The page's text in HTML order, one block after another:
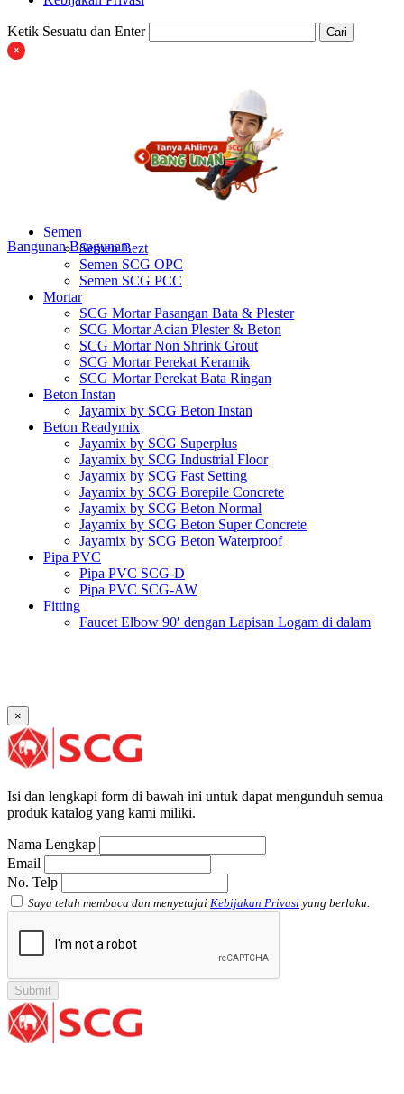
Ketik Sesuatu dan Enter Cari
Bangunan Bangunan
Semen
Semen Bezt
Semen SCG OPC
Semen SCG PCC
Mortar
SCG Mortar Pasangan Bata & Plester
SCG Mortar Acian Plester & Beton
SCG Mortar Non Shrink Grout
SCG Mortar Perekat Keramik
SCG Mortar Perekat Bata Ringan
Beton Instan
Jayamix by SCG Beton Instan
Beton Readymix
Jayamix by SCG Superplus
Jayamix by SCG Industrial Floor
Jayamix by SCG Fast Setting
Jayamix by SCG Borepile Concrete
Jayamix by SCG Beton Normal
Jayamix by SCG Beton Super Concrete
Jayamix by SCG Beton Waterproof
Pipa PVC
Pipa PVC SCG-D
Pipa PVC SCG-AW
Fitting
Faucet Elbow 90′ dengan Lapisan Logam di dalam
Plug SCG AW
Shinkolite
Atap Akrilik Shinkolite Shade
×
Isi dan lengkapi form di bawah ini untuk dapat mengunduh semua
produk katalog yang kami miliki.
Nama Lengkap
Email
No. Telp
Saya telah membaca dan menyetujui Kebijakan Privasi yang berlaku.